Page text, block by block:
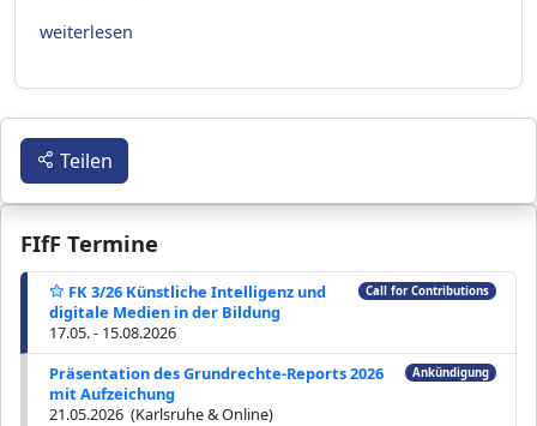
weiterlesen
FIfF Termine
FK 3/26 Künstliche Intelligenz und
digitale Medien in der Bildung
17.05. - 15.08.2026
Call for Contributions
Präsentation des Grundrechte-Reports 2026
mit Aufzeichung
21.05.2026 (Karlsruhe & Online)
Ankündigung
Teilen